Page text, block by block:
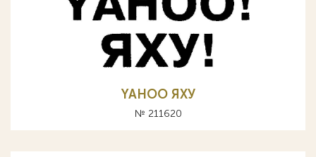
YAHOO ЯХУ
№ 211620